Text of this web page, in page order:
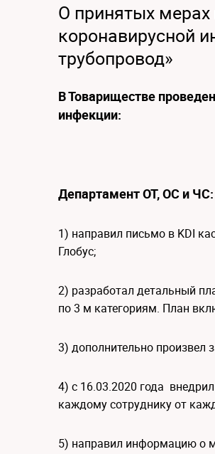
О принятых
коронавирусной
трубопровод»
В Товариществе
инфекции:
Департамент ОТ, ОС и ЧС:
1) направил письмо в KDI
Глобус;
2) разработал детальный
по 3 м категориям. План
3) дополнительно произвел
4) с 16.03.2020 года
каждому сотруднику от
5) направил информацию о